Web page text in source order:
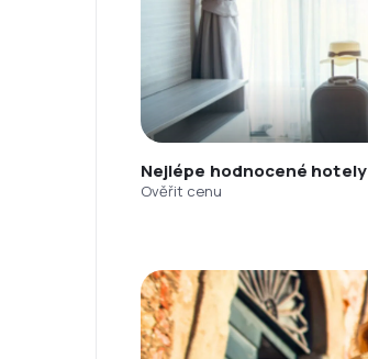
Nejlépe hodnocené hotely
Ověřit cenu